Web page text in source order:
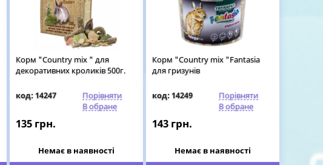
Корм "Country mix " для
декоративних кроликів 500г.
код: 14247
Порівняти
В обране
135 грн.
Немає в наявності
Корм "Country mix "Fantasia
для гризунів
код: 14249
Порівняти
В обране
143 грн.
Немає в наявності